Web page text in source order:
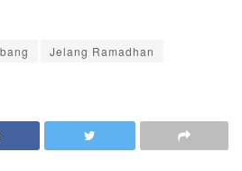
Jelang Ramadhan